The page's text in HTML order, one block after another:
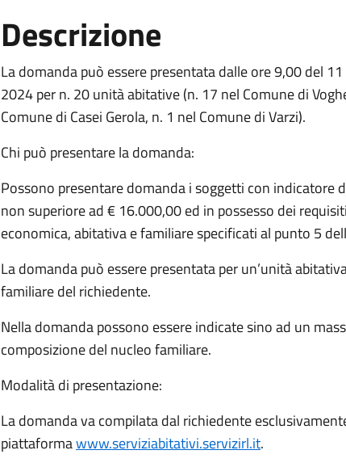
Descrizione
La domanda può essere presentata dalle ore 9,00 del
2024 per n. 20 unità abitative (n. 17 nel Comune di
Comune di Casei Gerola, n. 1 nel Comune di Varzi).
Chi può presentare la domanda:
Possono presentare domanda i soggetti con indicatore
non superiore ad € 16.000,00 ed in possesso dei
economica, abitativa e familiare specificati al punto 5
La domanda può essere presentata per un’unità
familiare del richiedente.
Nella domanda possono essere indicate sino ad un
composizione del nucleo familiare.
Modalità di presentazione:
La domanda va compilata dal richiedente
piattaformawww.serviziabitativi.servizirl.it.